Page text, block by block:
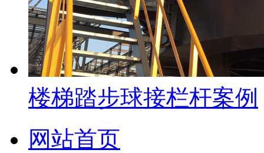
楼梯踏步球接栏杆案例
网站首页